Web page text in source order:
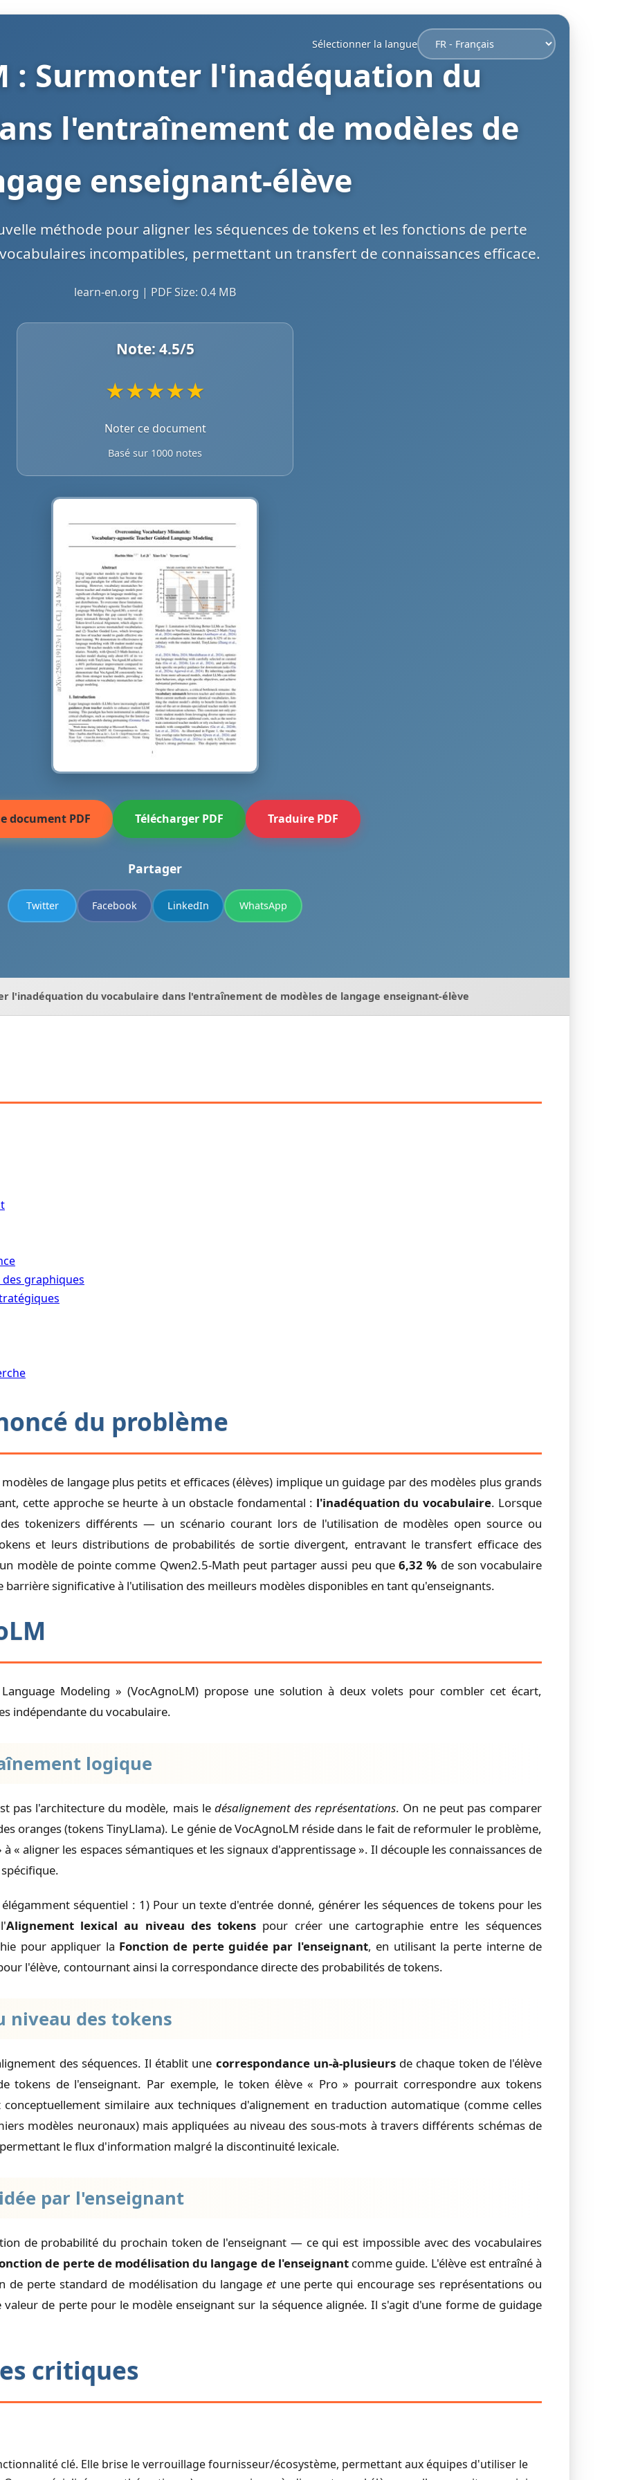
Sélectionner la langue
: Surmonter l'inadéquation du
l'entraînement de modèles de
enseignant-élève
méthode pour aligner les séquences de tokens et les fonctions de perte
incompatibles, permettant un transfert de connaissances efficace.
learn-en.org | PDF Size: 0.4 MB
Note: 4.5/5
★★★★★
Noter ce document
Basé sur 1000 notes
document PDF Télécharger PDF Traduire PDF
Partager
Twitter Facebook LinkedIn WhatsApp
l'inadéquation du vocabulaire dans l'entraînement de modèles de langage enseignant-élève
graphiques
du problème
de langage plus petits et efficaces (élèves) implique un guidage par des modèles plus grands
cette approche se heurte à un obstacle fondamental : l'inadéquation du vocabulaire. Lorsque
tokenizers différents — un scénario courant lors de l'utilisation de modèles open source ou
et leurs distributions de probabilités de sortie divergent, entravant le transfert efficace des
modèle de pointe comme Qwen2.5-Math peut partager aussi peu que 6,32 % de son vocabulaire
barrière significative à l'utilisation des meilleurs modèles disponibles en tant qu'enseignants.
Modeling » (VocAgnoLM) propose une solution à deux volets pour combler cet écart,
indépendante du vocabulaire.
logique
pas l'architecture du modèle, mais le désalignement des représentations. On ne peut pas comparer
oranges (tokens TinyLlama). Le génie de VocAgnoLM réside dans le fait de reformuler le problème,
« aligner les espaces sémantiques et les signaux d'apprentissage ». Il découple les connaissances de
séquentiel : 1) Pour un texte d'entrée donné, générer les séquences de tokens pour les
Alignement lexical au niveau des tokens pour créer une cartographie entre les séquences
pour appliquer la Fonction de perte guidée par l'enseignant, en utilisant la perte interne de
l'élève, contournant ainsi la correspondance directe des probabilités de tokens.
niveau des tokens
des séquences. Il établit une correspondance un-à-plusieursde chaque token de l'élève
tokens de l'enseignant. Par exemple, le token élève « Pro » pourrait correspondre aux tokens
similaire aux techniques d'alignement en traduction automatique (comme celles
modèles neuronaux) mais appliquées au niveau des sous-mots à travers différents schémas de
le flux d'information malgré la discontinuité lexicale.
par l'enseignant
de probabilité du prochain token de l'enseignant — ce qui est impossible avec des vocabulaires
de perte de modélisation du langage de l'enseignantcomme guide. L'élève est entraîné à
perte standard de modélisation du langage etune perte qui encourage ses représentations ou
de perte pour le modèle enseignant sur la séquence alignée. Il s'agit d'une forme de guidage
critiques
clé. Elle brise le verrouillage fournisseur/écosystème, permettant aux équipes d'utiliser le